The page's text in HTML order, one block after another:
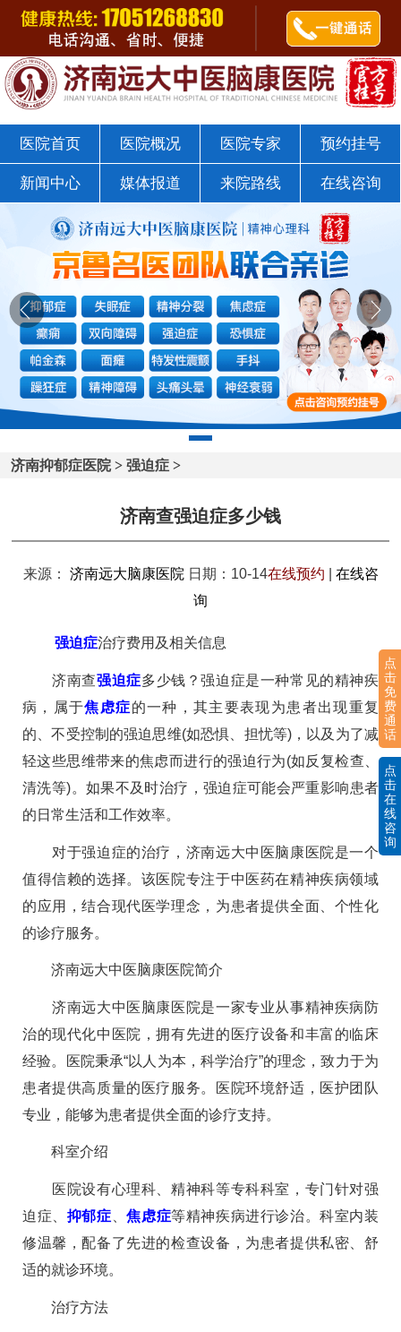
医院首页 医院概况 医院专家 预约挂号
新闻中心 媒体报道 来院路线 在线咨询
济南抑郁症医院> 强迫症>
济南查强迫症多少钱
来源： 济南远大脑康医院 日期：10-14在线预约
在线咨
询
强迫症治疗费用及相关信息
济南查强迫症多少钱？强迫症是一种常见的精神疾
病，属于焦虑症的一种，其主要表现为患者出现重复
的、不受控制的强迫思维(如恐惧、担忧等)，以及为了减
轻这些思维带来的焦虑而进行的强迫行为(如反复检查、
清洗等)。如果不及时治疗，强迫症可能会严重影响患者
的日常生活和工作效率。
对于强迫症的治疗，济南远大中医脑康医院是一个
值得信赖的选择。该医院专注于中医药在精神疾病领域
的应用，结合现代医学理念，为患者提供全面、个性化
的诊疗服务。
济南远大中医脑康医院简介
济南远大中医脑康医院是一家专业从事精神疾病防
治的现代化中医院，拥有先进的医疗设备和丰富的临床
经验。医院秉承“以人为本，科学治疗”的理念，致力于为
患者提供高质量的医疗服务。医院环境舒适，医护团队
专业，能够为患者提供全面的诊疗支持。
科室介绍
医院设有心理科、精神科等专科科室，专门针对强
迫症、 抑郁症 、焦虑症等精神疾病进行诊治。科室内装
修温馨，配备了先进的检查设备，为患者提供私密、舒
适的就诊环境。
治疗方法
郭树杰医师
济南远大中医脑康医院戒瘾科
点击咨询
点
击
免
费
通
话
点
击
在
线
咨
询